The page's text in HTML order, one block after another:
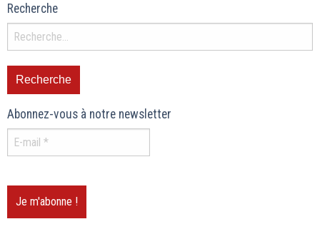
Recherche
Abonnez-vous à notre newsletter